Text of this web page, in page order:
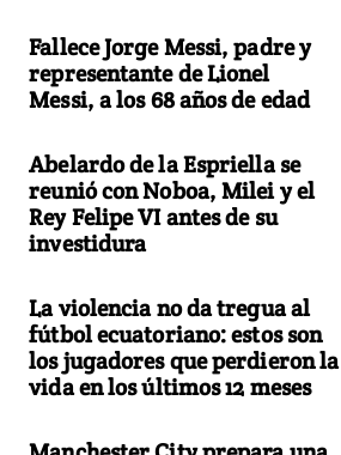
Fallece Jorge Messi, padre y
representante de Lionel
Messi, a los 68 años de edad
Abelardo de la Espriella se
reunió con Noboa, Milei y el
Rey Felipe VI antes de su
investidura
La violencia no da tregua al
fútbol ecuatoriano: estos son
los jugadores que perdieron la
vida en los últimos 12 meses